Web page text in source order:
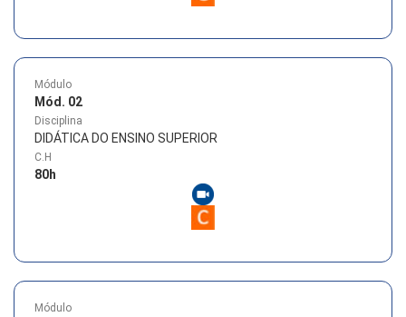
Módulo
Mód. 02
Disciplina
DIDÁTICA DO ENSINO SUPERIOR
C.H
80h
Módulo